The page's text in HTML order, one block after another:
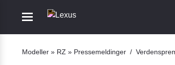
Mobile navigation
Modeller » RZ » Pressemeldinger /